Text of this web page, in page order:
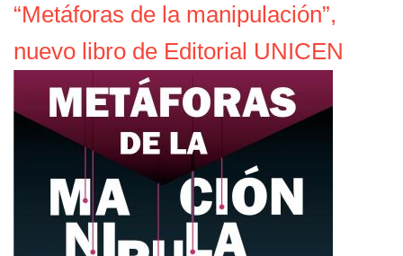
“Metáforas de la manipulación”,
nuevo libro de Editorial UNICEN